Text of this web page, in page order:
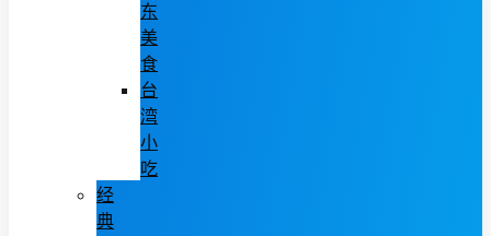
东
美
食
台
湾
小
吃
经
典